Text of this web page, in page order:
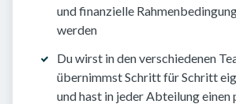
und finanzielle
werden
Du wirst in den verschiedenen
übernimmst Schritt für Schritt
und hast in jeder Abteilung einen